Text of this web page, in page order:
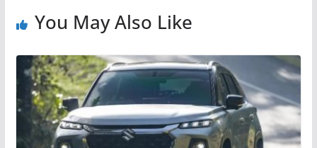
You May Also Like